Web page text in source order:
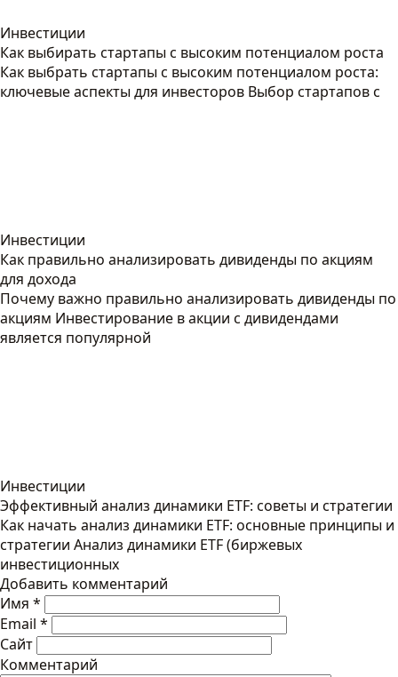
Инвестиции
Как выбирать стартапы с высоким потенциалом роста
Как выбрать стартапы с высоким потенциалом роста:
ключевые аспекты для инвесторов Выбор стартапов с
Инвестиции
Как правильно анализировать дивиденды по акциям
для дохода
Почему важно правильно анализировать дивиденды по
акциям Инвестирование в акции с дивидендами
является популярной
Инвестиции
Эффективный анализ динамики ETF: советы и стратегии
Как начать анализ динамики ETF: основные принципы и
стратегии Анализ динамики ETF (биржевых
инвестиционных
Добавить комментарий
Имя *
Email *
Сайт
Комментарий